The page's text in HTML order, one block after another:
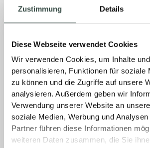
Zustimmung Details
Diese Webseite verwendet Cookies
Wir verwenden Cookies, um Inhalte
personalisieren, Funktionen für soziale
zu können und die Zugriffe auf unsere
analysieren. Außerdem geben wir
Verwendung unserer Website an
soziale Medien, Werbung und
Partner führen diese Informationen
weiteren Daten zusammen, die Sie
Unsere exklusiven All-in-One-
oder dem Balkon direkt ins Haus.
sorgt für ein harmonisches
maximale Designfreiheit.
MEHR »
18. November 2025 Keine Kommentare